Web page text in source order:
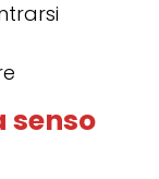
senso